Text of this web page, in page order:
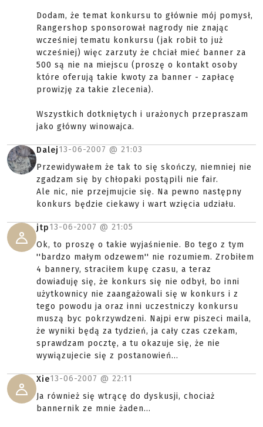
Dodam, że temat konkursu to głównie mój pomysł,
Rangershop sponsorował nagrody nie znając
wcześniej tematu konkursu (jak robił to już
wcześniej) więc zarzuty że chciał mieć banner za
500 są nie na miejscu (proszę o kontakt osoby
które oferują takie kwoty za banner - zapłacę
prowizję za takie zlecenia).
Wszystkich dotkniętych i urażonych przepraszam
jako główny winowajca.
Dalej13-06-2007 @ 21:03
Przewidywałem że tak to się skończy, niemniej nie
zgadzam się by chłopaki postąpili nie fair.
Ale nic, nie przejmujcie się. Na pewno następny
konkurs będzie ciekawy i wart wzięcia udziału.
jtp13-06-2007 @ 21:05
Ok, to proszę o takie wyjaśnienie. Bo tego z tym
''bardzo małym odzewem'' nie rozumiem. Zrobiłem
4 bannery, straciłem kupę czasu, a teraz
dowiaduję się, że konkurs się nie odbył, bo inni
użytkownicy nie zaangażowali się w konkurs i z
tego powodu ja oraz inni uczestniczy konkursu
muszą byc pokrzywdzeni. Najpi erw piszeci maila,
że wyniki będą za tydzień, ja cały czas czekam,
sprawdzam pocztę, a tu okazuje się, że nie
wywiązujecie się z postanowień...
Xie13-06-2007 @ 22:11
Ja również się wtrącę do dyskusji, chociaż
bannernik ze mnie żaden...